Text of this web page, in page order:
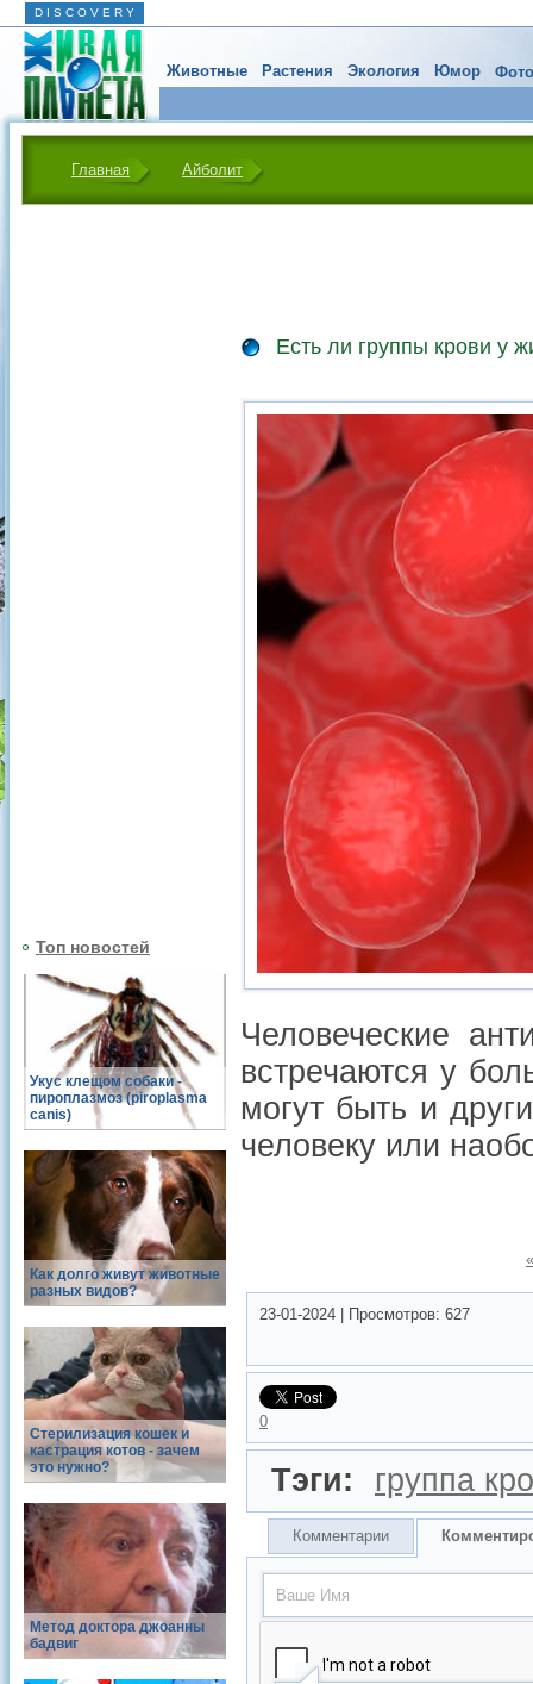
D I S C O V E R Y
Животные Растения Экология Юмор
Главная Айболит
Топ новостей
Укус клещом собаки -
пироплазмоз (piroplasma
canis)
Как долго живут животные
разных видов?
Стерилизация кошек и
кастрация котов - зачем
это нужно?
Метод доктора джоанны
бадвиг
Есть ли группы крови у
Человеческие
встречаются у
могут быть и
человеку или
23-01-2024 Просмотров: 627
0
Тэги: группа
Комментарии